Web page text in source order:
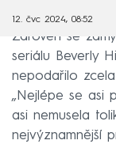
12. čvc 2024, 08:52
Zároveň se
seriálu Beverly
nepodařilo
„Nejlépe se asi
asi nemusela
nejvýznamnější